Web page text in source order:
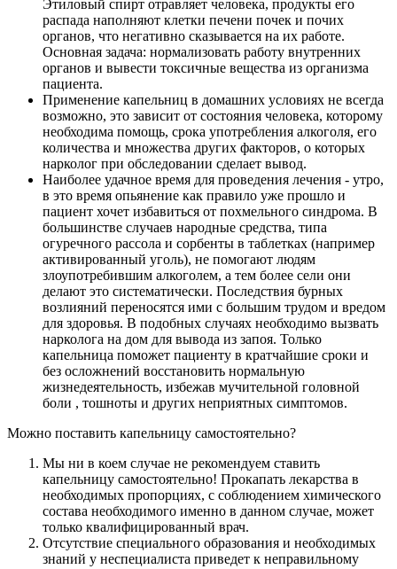
Этиловый спирт отравляет человека, продукты его
распада наполняют клетки печени почек и почих
органов, что негативно сказывается на их работе.
Основная задача: нормализовать работу внутренних
органов и вывести токсичные вещества из организма
пациента.
Применение капельниц в домашних условиях не всегда
возможно, это зависит от состояния человека, которому
необходима помощь, срока употребления алкоголя, его
количества и множества других факторов, о которых
нарколог при обследовании сделает вывод.
Наиболее удачное время для проведения лечения - утро,
в это время опьянение как правило уже прошло и
пациент хочет избавиться от похмельного синдрома. В
большинстве случаев народные средства, типа
огуречного рассола и сорбенты в таблетках (например
активированный уголь), не помогают людям
злоупотребившим алкоголем, а тем более сели они
делают это систематически. Последствия бурных
возлияний переносятся ими с большим трудом и вредом
для здоровья. В подобных случаях необходимо вызвать
нарколога на дом для вывода из запоя. Только
капельница поможет пациенту в кратчайшие сроки и
без осложнений восстановить нормальную
жизнедеятельность, избежав мучительной головной
боли , тошноты и других неприятных симптомов.
Можно поставить капельницу самостоятельно?
Мы ни в коем случае не рекомендуем ставить
капельницу самостоятельно! Прокапать лекарства в
необходимых пропорциях, с соблюдением химического
состава необходимого именно в данном случае, может
только квалифицированный врач.
Отсутствие специального образования и необходимых
знаний у неспециалиста приведет к неправильному